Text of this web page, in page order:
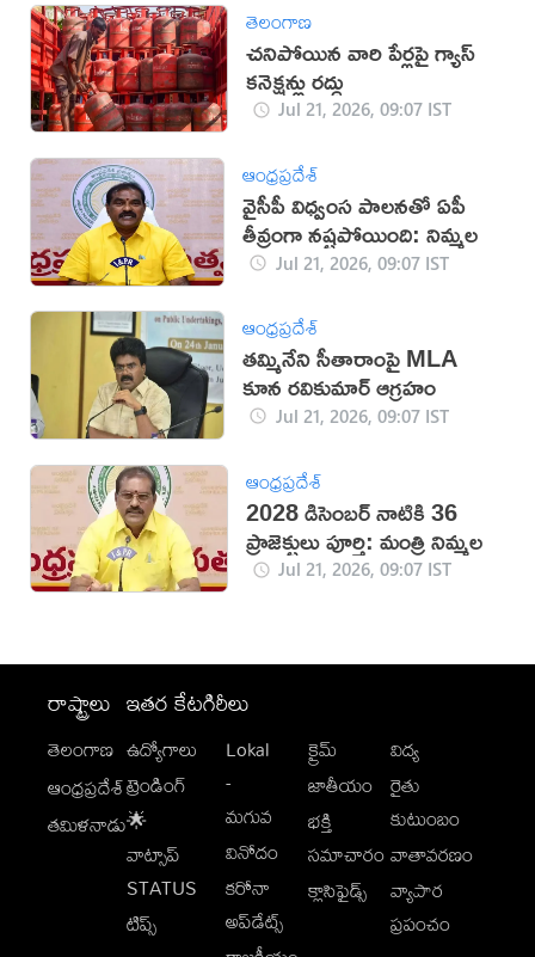
తెలంగాణ
చనిపోయిన వారి పేర్లపై గ్యాస్
కనెక్షన్లు రద్దు
Jul 21, 2026, 09:07 IST
ఆంధ్రప్రదేశ్
వైసీపీ విధ్వంస పాలనతో ఏపీ
తీవ్రంగా నష్టపోయింది: నిమ్మల
Jul 21, 2026, 09:07 IST
ఆంధ్రప్రదేశ్
తమ్మినేని సీతారాంపై MLA
కూన రవికుమార్‌ ఆగ్రహం
Jul 21, 2026, 09:07 IST
ఆంధ్రప్రదేశ్
2028 డిసెంబర్ నాటికి 36
ప్రాజెక్టులు పూర్తి: మంత్రి నిమ్మల
Jul 21, 2026, 09:07 IST
రాష్ట్రాలు
తెలంగాణ
ఆంధ్రప్రదేశ్
తమిళనాడు
ఇతర కేటగిరీలు
ఉద్యోగాలు
ట్రెండింగ్
🌟
వాట్సాప్
STATUS
టిప్స్
Lokal
-
మగువ
వినోదం
కరోనా
అప్‌డేట్స్
క్రైమ్
జాతీయం
భక్తి
సమాచారం
క్లాసిఫైడ్స్
విద్య
రైతు
కుటుంబం
వాతావరణం
వ్యాపార
ప్రపంచం